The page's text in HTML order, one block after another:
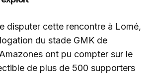
disputer cette rencontre à Lomé,
du stade GMK de
ont pu compter sur le
de plus de 500 supporters